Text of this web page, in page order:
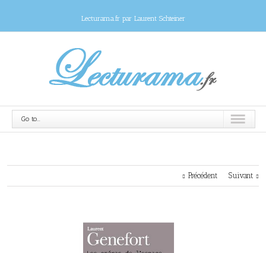
Lecturama.fr par Laurent Schteiner
Go to...
Précédent Suivant